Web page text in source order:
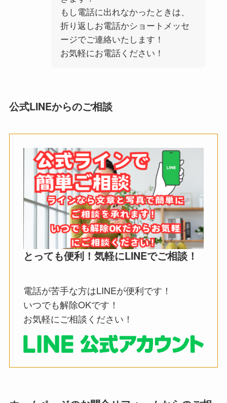
もし電話に出れなかったときは、
折り返しお電話かショートメッセ
ージでご連絡いたします！
お気軽にお電話ください！
公式LINEからのご相談
とっても便利！気軽にLINEでご相談！
電話が苦手な方はLINEが便利です！
いつでも解除OKです！
お気軽にご相談ください！